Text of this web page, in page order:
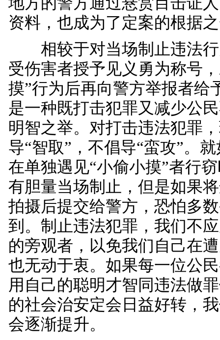
资料，也成为了定案的根据
相较于对当场制止违法行
受伤害者授予见义勇为称号
摸”行为后再向警方举报者给
是一种既打击犯罪又减少公
明智之举。对打击违法犯罪
导“智取”，不倡导“蛮攻”。
在单独遇见“小偷小摸”者行
有胆量当场制止，但是如果
拍摄后提交给警方，恐怕多
到。制止违法犯罪，我们不
的旁观者，以免我们自己在
也无动于衷。如果每一位公
用自己的聪明才智同违法做
的社会治安定会日益好转，
会逐渐提升。